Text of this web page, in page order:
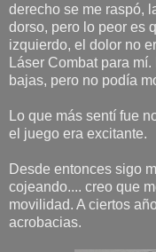
derecho se me raspó,
dorso, pero lo peor es
izquierdo, el dolor no
Láser Combat para
bajas, pero no podía
Lo que más sentí fue
el juego era excitante.
Desde entonces sigo
cojeando.... creo que
movilidad. A ciertos
acrobacias.